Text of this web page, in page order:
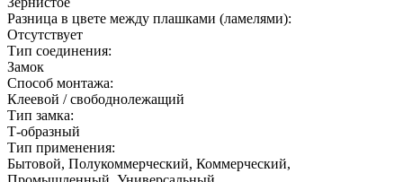
Разница в цвете между плашками (ламелями):
Отсутствует
Тип соединения:
Замок
Способ монтажа:
Клеевой / свободнолежащий
Тип замка:
Т-образный
Тип применения:
Бытовой, Полукоммерческий, Коммерческий,